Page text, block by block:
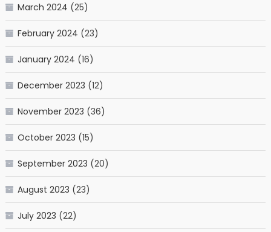
March 2024 (25)
February 2024 (23)
January 2024 (16)
December 2023 (12)
November 2023 (36)
October 2023 (15)
September 2023 (20)
August 2023 (23)
July 2023 (22)